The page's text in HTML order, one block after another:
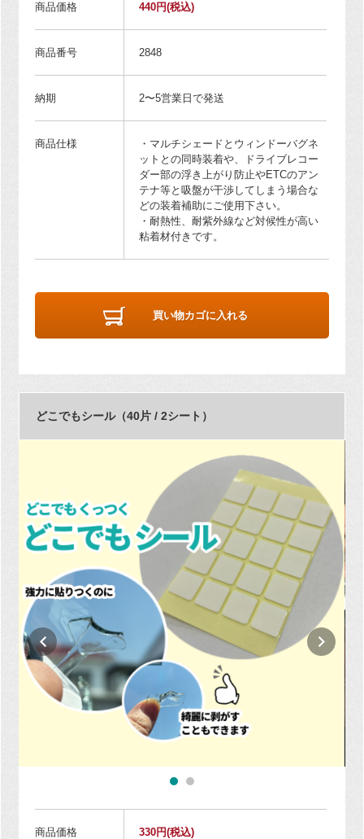
商品価格 440円(税込)
商品番号 2848
納期 2〜5営業日で発送
商品仕様
・マルチシェードとウィンドーバグネ
ットとの同時装着や、ドライブレコー
ダー部の浮き上がり防止やETCのアン
テナ等と吸盤が干渉してしまう場合な
どの装着補助にご使用下さい。
・耐熱性、耐紫外線など対候性が高い
粘着材付きです。
買い物カゴに入れる
どこでもシール（40片 / 2シート）
商品価格 330円(税込)